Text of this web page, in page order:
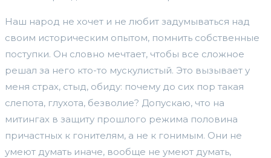
Наш народ не хочет и не любит задумываться над
своим историческим опытом, помнить собственные
поступки. Он словно мечтает, чтобы все сложное
решал за него кто-то мускулистый. Это вызывает у
меня страх, стыд, обиду: почему до сих пор такая
слепота, глухота, безволие? Допускаю, что на
митингах в защиту прошлого режима половина
причастных к гонителям, а не к гонимым. Они не
умеют думать иначе, вообще не умеют думать,